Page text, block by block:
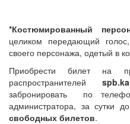
*Костюмированный
целиком передающий
своего персонажа, одетый в
Приобрести билет на
распространителей
забронировать по
администратора, за сутки
свободных билетов.